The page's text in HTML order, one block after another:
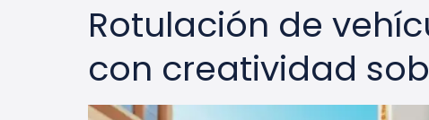
Rotulación de
con creatividad